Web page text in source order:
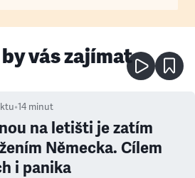
vás zajímat
•14 minut
na letišti je zatím
Německa. Cílem
i panika